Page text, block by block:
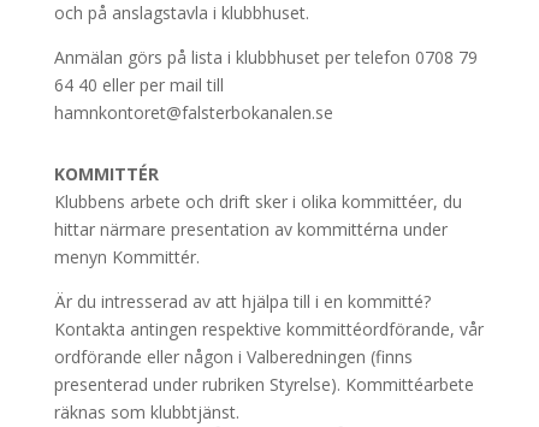
och på anslagstavla i klubbhuset.
Anmälan görs på lista i klubbhuset per telefon 0708 79
64 40 eller per mail till
hamnkontoret@falsterbokanalen.se
KOMMITTÉR
Klubbens arbete och drift sker i olika kommittéer, du
hittar närmare presentation av kommittérna under
menyn Kommittér.
Är du intresserad av att hjälpa till i en kommitté?
Kontakta antingen respektive kommittéordförande, vår
ordförande eller någon i Valberedningen (finns
presenterad under rubriken Styrelse). Kommittéarbete
räknas som klubbtjänst.